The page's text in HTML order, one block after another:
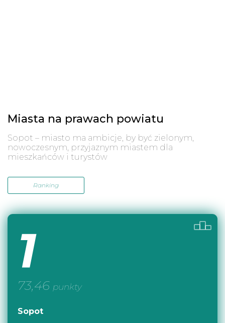
Miasta na prawach powiatu
Sopot – miasto ma ambicje, by być zielonym,
nowoczesnym, przyjaznym miastem dla
mieszkańców i turystów
Ranking
1
73,46 punkty
Sopot